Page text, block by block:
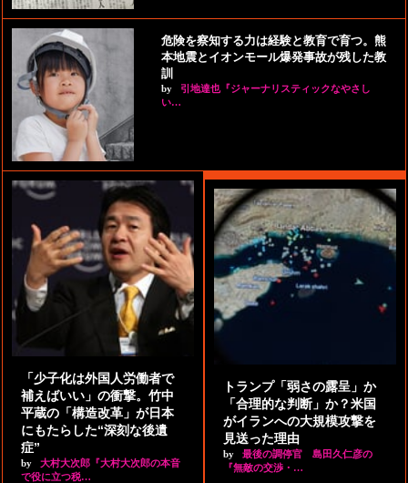
危険を察知する力は経験と教育で育つ。熊
本地震とイオンモール爆発事故が残した教
訓
by
引地達也『ジャーナリスティックなやさし
い…
「少子化は外国人労働者で
補えばいい」の衝撃。竹中
平蔵の「構造改革」が日本
にもたらした“深刻な後遺
症”
by
大村大次郎『大村大次郎の本音
で役に立つ税…
トランプ「弱さの露呈」か
「合理的な判断」か？米国
がイランへの大規模攻撃を
見送った理由
by
最後の調停官 島田久仁彦の
『無敵の交渉・…